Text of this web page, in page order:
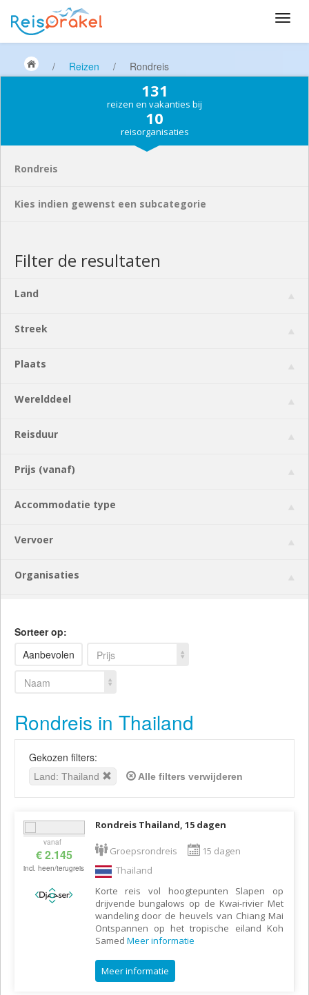
/ Reizen / Rondreis
131
reizen en vakanties bij
10
reisorganisaties
Rondreis
Kies indien gewenst een subcategorie
Filter de resultaten
Land
Streek
Plaats
Werelddeel
Reisduur
Prijs (vanaf)
Accommodatie type
Vervoer
Organisaties
Sorteer op:
Aanbevolen
Prijs
Naam
Rondreis in Thailand
Gekozen filters:
Land: Thailand Alle filters verwijderen
vanaf
€ 2.145
incl. heen/terugreis
Rondreis Thailand, 15 dagen
Groepsrondreis
15 dagen
Thailand
Korte reis vol hoogtepunten Slapen op
drijvende bungalows op de Kwai-rivier Met
wandeling door de heuvels van Chiang Mai
Ontspannen op het tropische eiland Koh
Samed Meer informatie
Meer informatie